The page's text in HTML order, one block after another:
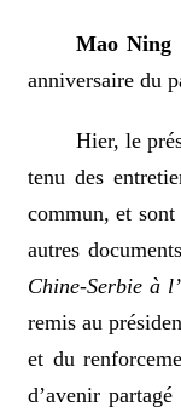
Mao Ning
anniversaire du
Hier, le
tenu des
commun, et sont
autres
Chine-Serbie à
remis au
et du
d’avenir